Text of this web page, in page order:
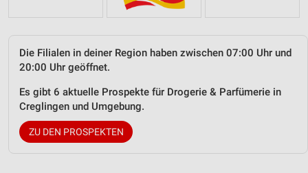
Die Filialen in deiner Region haben zwischen 07:00 Uhr und
20:00 Uhr geöffnet.
Es gibt 6 aktuelle Prospekte für Drogerie & Parfümerie in
Creglingen und Umgebung.
ZU DEN PROSPEKTEN